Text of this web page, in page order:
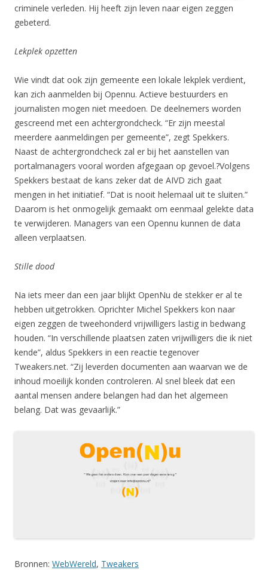
criminele verleden. Hij heeft zijn leven naar eigen zeggen
gebeterd.
Lekplek opzetten
Wie vindt dat ook zijn gemeente een lokale lekplek verdient,
kan zich aanmelden bij Opennu. Actieve bestuurders en
journalisten mogen niet meedoen. De deelnemers worden
gescreend met een achtergrondcheck. “Er zijn meestal
meerdere aanmeldingen per gemeente”, zegt Spekkers.
Naast de achtergrondcheck zal er bij het aanstellen van
portalmanagers vooral worden afgegaan op gevoel.?Volgens
Spekkers bestaat de kans zeker dat de AIVD zich gaat
mengen in het initiatief. “Dat is nooit helemaal uit te sluiten.”
Daarom is het onmogelijk gemaakt om eenmaal gelekte data
te verwijderen. Managers van een Opennu kunnen de data
alleen verplaatsen.
Stille dood
Na iets meer dan een jaar blijkt OpenNu de stekker er al te
hebben uitgetrokken. Oprichter Michel Spekkers kon naar
eigen zeggen de tweehonderd vrijwilligers lastig in bedwang
houden. “In verschillende plaatsen zaten vrijwilligers die ik niet
kende”, aldus Spekkers in een reactie tegenover
Tweakers.net. “Zij leverden documenten aan waarvan we de
inhoud moeilijk konden controleren. Al snel bleek dat een
aantal mensen andere belangen had dan het algemeen
belang. Dat was gevaarlijk.”
Bronnen: WebWereld, Tweakers